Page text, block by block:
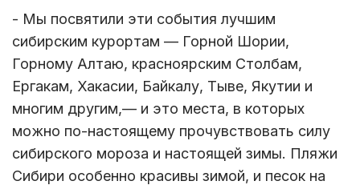
- Мы посвятили эти события лучшим
сибирским курортам — Горной Шории,
Горному Алтаю, красноярским Столбам,
Ергакам, Хакасии, Байкалу, Тыве, Якутии и
многим другим,— и это места, в которых
можно по-настоящему прочувствовать силу
сибирского мороза и настоящей зимы. Пляжи
Сибири особенно красивы зимой, и песок на